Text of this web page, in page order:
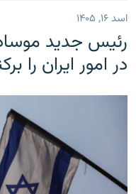
اسد ۱۶, ۱۴۰۵
رئیس جدید
در امور ایران را